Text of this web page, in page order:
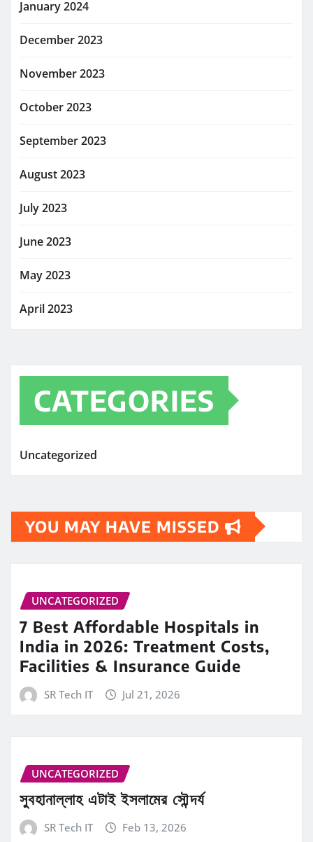
January 2024
December 2023
November 2023
October 2023
September 2023
August 2023
July 2023
June 2023
May 2023
April 2023
CATEGORIES
Uncategorized
YOU MAY HAVE MISSED
UNCATEGORIZED
7 Best Affordable Hospitals in
India in 2026: Treatment Costs,
Facilities & Insurance Guide
SR Tech IT Jul 21, 2026
UNCATEGORIZED
সুবহানাল্লাহ এটাই ইসলামের সৌন্দর্য
SR Tech IT Feb 13, 2026